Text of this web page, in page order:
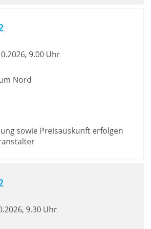
9.00 Uhr
Nord
sowie Preisauskunft erfolgen
9.30 Uhr